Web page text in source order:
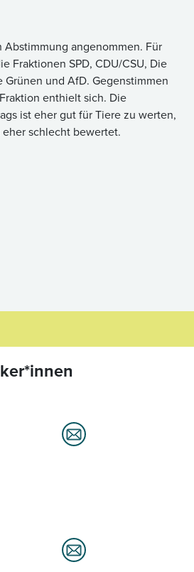
Abstimmung angenommen. Für
Fraktionen SPD, CDU/CSU, Die
und AfD. Gegenstimmen
enthielt sich. Die
ist eher gut für Tiere zu werten,
schlecht bewertet.